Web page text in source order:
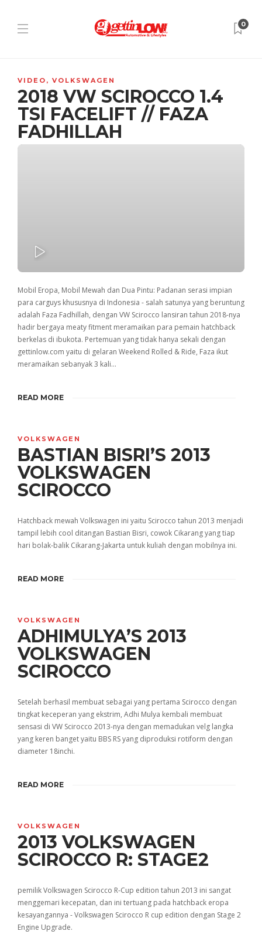
0
VIDEO , VOLKSWAGEN
2018 VW SCIROCCO 1.4
TSI FACELIFT // FAZA
FADHILLAH
Mobil Eropa, Mobil Mewah dan Dua Pintu: Padanan serasi impian
para carguys khususnya di Indonesia - salah satunya yang beruntung
adalah Faza Fadhillah, dengan VW Scirocco lansiran tahun 2018-nya
hadir bergaya meaty fitment meramaikan para pemain hatchback
berkelas di ibukota. Pertemuan yang tidak hanya sekali dengan
gettinlow.com yaitu di gelaran Weekend Rolled & Ride, Faza ikut
meramaikan sebanyak 3 kali…
READ MORE
VOLKSWAGEN
BASTIAN BISRI’S 2013
VOLKSWAGEN
SCIROCCO
Hatchback mewah Volkswagen ini yaitu Scirocco tahun 2013 menjadi
tampil lebih cool ditangan Bastian Bisri, cowok Cikarang yang tiap
hari bolak-balik Cikarang-Jakarta untuk kuliah dengan mobilnya ini.
READ MORE
VOLKSWAGEN
ADHIMULYA’S 2013
VOLKSWAGEN
SCIROCCO
Setelah berhasil membuat sebagai yang pertama Scirocco dengan
tingkat keceperan yang ekstrim, Adhi Mulya kembali membuat
sensasi di VW Scirocco 2013-nya dengan memadukan velg langka
yang keren banget yaitu BBS RS yang diproduksi rotiform dengan
diameter 18inchi.
READ MORE
VOLKSWAGEN
2013 VOLKSWAGEN
SCIROCCO R: STAGE2
pemilik Volkswagen Scirocco R-Cup edition tahun 2013 ini sangat
menggemari kecepatan, dan ini tertuang pada hatchback eropa
kesayangannya - Volkswagen Scirocco R cup edition dengan Stage 2
Engine Upgrade.